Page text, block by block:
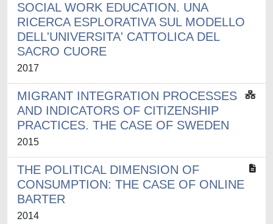
SOCIAL WORK EDUCATION. UNA
RICERCA ESPLORATIVA SUL MODELLO
DELL'UNIVERSITA' CATTOLICA DEL
SACRO CUORE
2017
MIGRANT INTEGRATION PROCESSES
AND INDICATORS OF CITIZENSHIP
PRACTICES. THE CASE OF SWEDEN
2015
THE POLITICAL DIMENSION OF
CONSUMPTION: THE CASE OF ONLINE
BARTER
2014